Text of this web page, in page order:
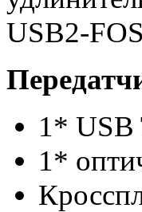
1* USB
1*